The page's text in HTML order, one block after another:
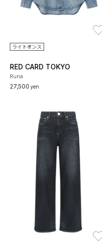
ライトオンス
RED CARD TOKYO
Runa
27,500 yen